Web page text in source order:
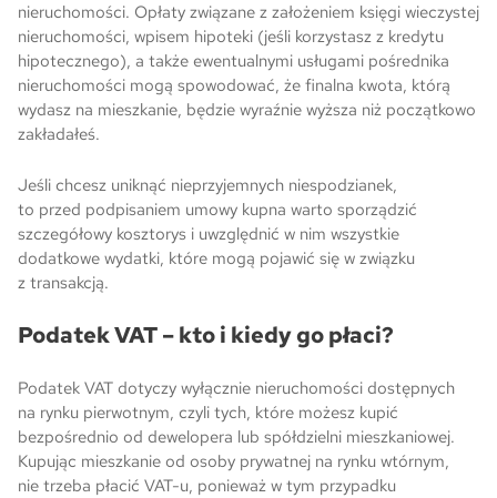
nieruchomości. Opłaty związane z założeniem księgi wieczystej
nieruchomości, wpisem hipoteki (jeśli korzystasz z kredytu
hipotecznego), a także ewentualnymi usługami pośrednika
nieruchomości mogą spowodować, że finalna kwota, którą
wydasz na mieszkanie, będzie wyraźnie wyższa niż początkowo
zakładałeś.
Jeśli chcesz uniknąć nieprzyjemnych niespodzianek,
to przed podpisaniem umowy kupna warto sporządzić
szczegółowy kosztorys i uwzględnić w nim wszystkie
dodatkowe wydatki, które mogą pojawić się w związku
z transakcją.
Podatek VAT – kto i kiedy go płaci?
Podatek VAT dotyczy wyłącznie nieruchomości dostępnych
na rynku pierwotnym, czyli tych, które możesz kupić
bezpośrednio od dewelopera lub spółdzielni mieszkaniowej.
Kupując mieszkanie od osoby prywatnej na rynku wtórnym,
nie trzeba płacić VAT-u, ponieważ w tym przypadku